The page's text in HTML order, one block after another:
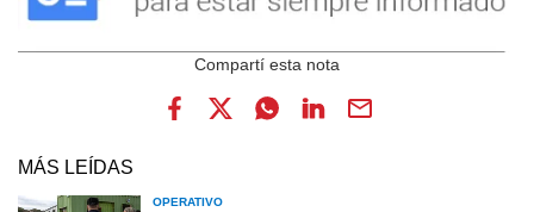
MÁS LEÍDAS
OPERATIVO